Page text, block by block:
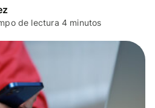
de lectura 4 minutos